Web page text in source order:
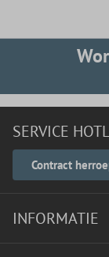
SERVICE
Contract
INFORMATIE